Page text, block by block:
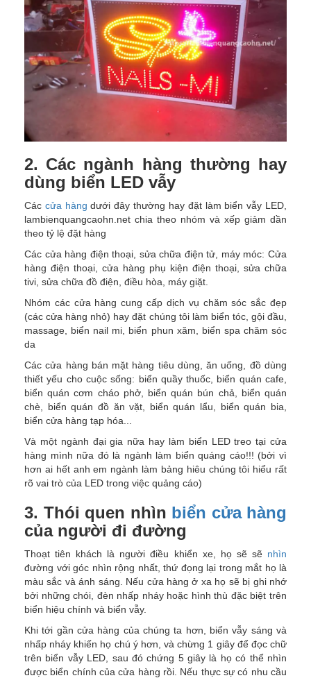
2. Các ngành hàng thường hay
dùng biển LED vẫy
Các cửa hàng dưới đây thường hay đặt làm biển vẫy LED,
lambienquangcaohn.net chia theo nhóm và xếp giảm dần
theo tỷ lệ đặt hàng
Các cửa hàng điện thoại, sửa chữa điện tử, máy móc: Cửa
hàng điện thoại, cửa hàng phụ kiện điện thoại, sửa chữa
tivi, sửa chữa đồ điện, điều hòa, máy giặt.
Nhóm các cửa hàng cung cấp dịch vụ chăm sóc sắc đẹp
(các cửa hàng nhỏ) hay đặt chúng tôi làm biển tóc, gội đầu,
massage, biển nail mi, biển phun xăm, biển spa chăm sóc
da
Các cửa hàng bán mặt hàng tiêu dùng, ăn uống, đồ dùng
thiết yếu cho cuộc sống: biển quầy thuốc, biển quán cafe,
biển quán cơm cháo phở, biển quán bún chả, biển quán
chè, biển quán đồ ăn vặt, biển quán lẩu, biển quán bia,
biển cửa hàng tạp hóa...
Và một ngành đại gia nữa hay làm biển LED treo tại cửa
hàng mình nữa đó là ngành làm biển quáng cáo!!! (bởi vì
hơn ai hết anh em ngành làm bảng hiêu chúng tôi hiểu rất
rõ vai trò của LED trong việc quảng cáo)
3. Thói quen nhìn biển cửa hàng
của người đi đường
Thoạt tiên khách là người điều khiển xe, họ sẽ sẽ nhìn
đường với góc nhìn rộng nhất, thứ đọng lại trong mắt họ là
màu sắc và ánh sáng. Nếu cửa hàng ở xa họ sẽ bị ghi nhớ
bởi những chói, đèn nhấp nháy hoặc hình thù đặc biệt trên
biển hiệu chính và biển vẫy.
Khi tới gần cửa hàng của chúng ta hơn, biển vẫy sáng và
nhấp nháy khiến họ chú ý hơn, và chừng 1 giây để đọc chữ
trên biển vẫy LED, sau đó chứng 5 giây là họ có thể nhìn
được biển chính của cửa hàng rồi. Nếu thực sự có nhu cầu